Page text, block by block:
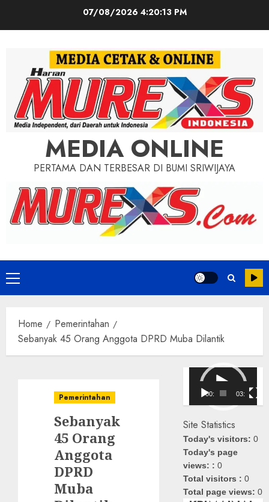
07/08/2026 4:20:14 PM
MEDIA ONLINE
PERTAMA DAN TERBESAR DI BUMI SRIWIJAYA
Primary
Menu
Home
Pemerintahan
Sebanyak 45 Orang Anggota DPRD Muba Dilantik
Pemerintahan
Sebanyak
45 Orang
Anggota
DPRD
Muba
Pemutar
Video
00:00 03:08
Site Statistics
Today's visitors:0
Today's page
views: :0
Total visitors :0
Total page views:0